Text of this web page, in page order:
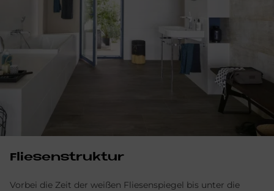
Flie­sen­struk­tur
Vorbei die Zeit der weißen Fliesenspiegel bis unter die